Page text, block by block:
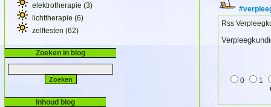
elektrotherapie (3)
lichttherapie (6)
zelftesten (62)
Zoeken in blog
Inhoud blog
Rss
0
1